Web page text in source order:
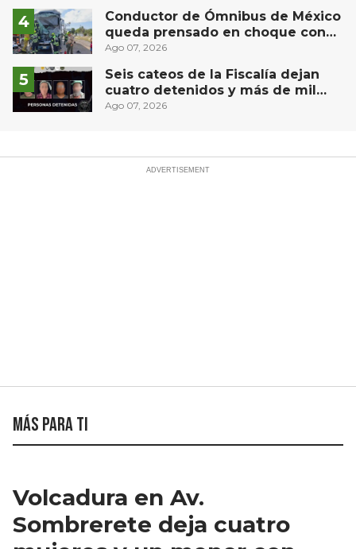
Conductor de Ómnibus de México
queda prensado en choque con
materialista en San Juan del Río
Ago 07, 2026
Seis cateos de la Fiscalía dejan
cuatro detenidos y más de mil
dosis aseguradas en Querétaro
Ago 07, 2026
Más para ti
Volcadura en Av.
Sombrerete deja cuatro